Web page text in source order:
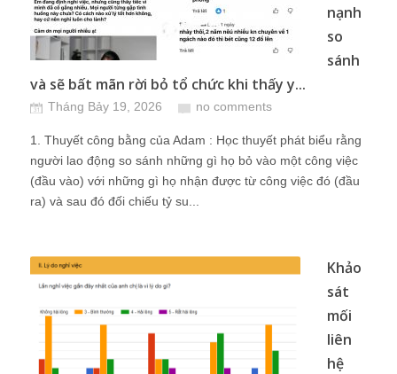
nạnh
so
sánh
và sẽ bất mãn rời bỏ tổ chức khi thấy y...
Tháng Bảy 19, 2026 no comments
1. Thuyết công bằng của Adam : Học thuyết phát biểu rằng
người lao động so sánh những gì họ bỏ vào một công việc
(đầu vào) với những gì họ nhận được từ công việc đó (đầu
ra) và sau đó đối chiếu tỷ su...
Khảo
sát
mối
liên
hệ